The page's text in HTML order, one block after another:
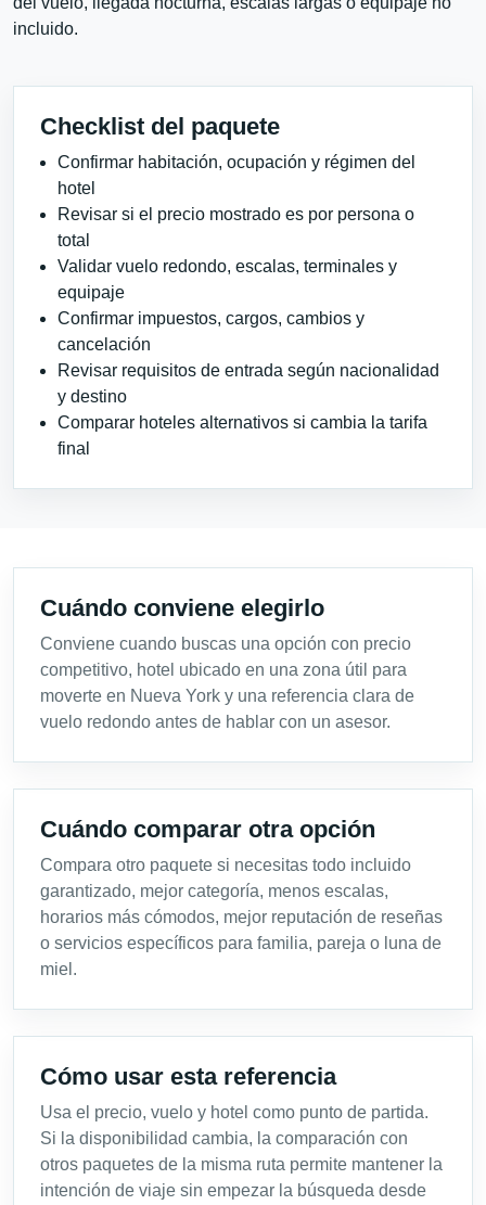
incluido.
Checklist del paquete
Confirmar habitación, ocupación y régimen del
hotel
Revisar si el precio mostrado es por persona o
total
Validar vuelo redondo, escalas, terminales y
equipaje
Confirmar impuestos, cargos, cambios y
cancelación
Revisar requisitos de entrada según nacionalidad
y destino
Comparar hoteles alternativos si cambia la tarifa
final
Cuándo conviene elegirlo
Conviene cuando buscas una opción con precio
competitivo, hotel ubicado en una zona útil para
moverte en Nueva York y una referencia clara de
vuelo redondo antes de hablar con un asesor.
Cuándo comparar otra opción
Compara otro paquete si necesitas todo incluido
garantizado, mejor categoría, menos escalas,
horarios más cómodos, mejor reputación de reseñas
o servicios específicos para familia, pareja o luna de
miel.
Cómo usar esta referencia
Usa el precio, vuelo y hotel como punto de partida.
Si la disponibilidad cambia, la comparación con
otros paquetes de la misma ruta permite mantener la
intención de viaje sin empezar la búsqueda desde